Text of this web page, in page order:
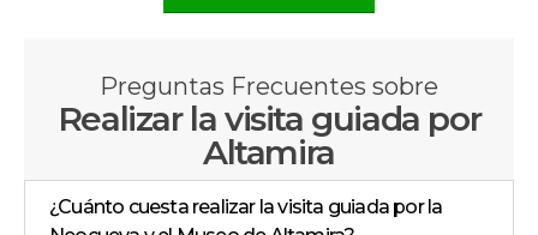
Preguntas Frecuentes sobre
Realizar la visita guiada por
Altamira
¿Cuánto cuesta realizar la visita guiada por la